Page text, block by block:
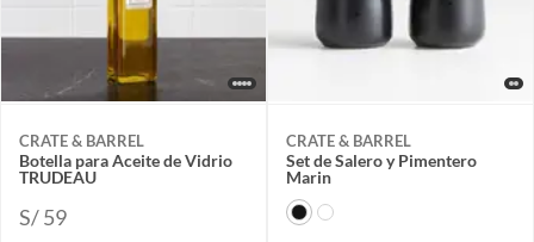
CRATE & BARREL
Botella para Aceite de Vidrio
TRUDEAU
S/ 59
CRATE & BARREL
Set de Salero y Pimentero
Marin